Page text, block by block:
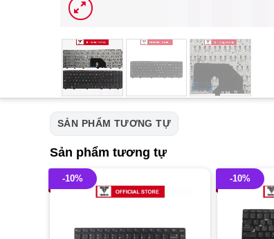
SẢN PHẨM TƯƠNG TỰ
Sản phẩm tương tự
-10% -10%